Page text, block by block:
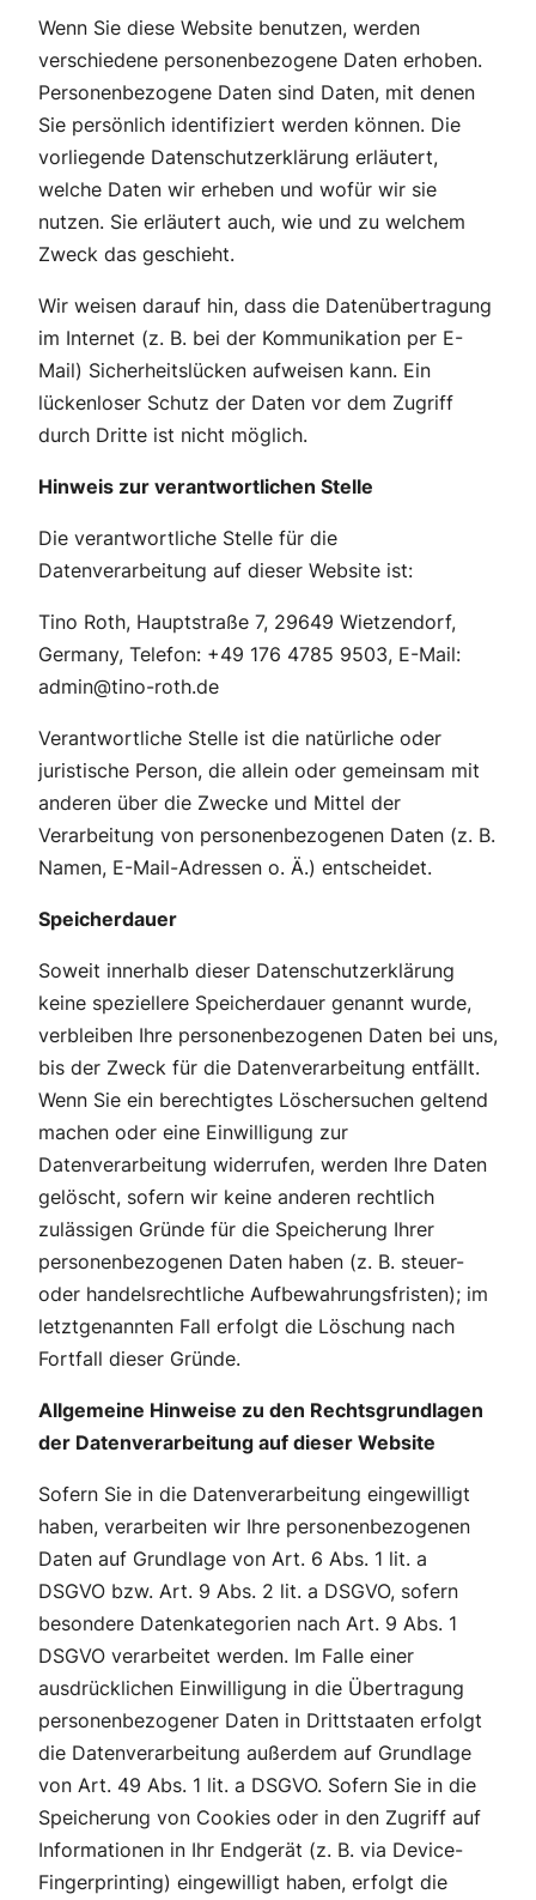
Wenn Sie diese Website benutzen, werden
verschiedene personenbezogene Daten erhoben.
Personenbezogene Daten sind Daten, mit denen
Sie persönlich identifiziert werden können. Die
vorliegende Datenschutzerklärung erläutert,
welche Daten wir erheben und wofür wir sie
nutzen. Sie erläutert auch, wie und zu welchem
Zweck das geschieht.
Wir weisen darauf hin, dass die Datenübertragung
im Internet (z. B. bei der Kommunikation per E-
Mail) Sicherheitslücken aufweisen kann. Ein
lückenloser Schutz der Daten vor dem Zugriff
durch Dritte ist nicht möglich.
Hinweis zur verantwortlichen Stelle
Die verantwortliche Stelle für die
Datenverarbeitung auf dieser Website ist:
Tino Roth, Hauptstraße 7, 29649 Wietzendorf,
Germany, Telefon: +49 176 4785 9503, E-Mail:
admin@tino-roth.de
Verantwortliche Stelle ist die natürliche oder
juristische Person, die allein oder gemeinsam mit
anderen über die Zwecke und Mittel der
Verarbeitung von personenbezogenen Daten (z. B.
Namen, E-Mail-Adressen o. Ä.) entscheidet.
Speicherdauer
Soweit innerhalb dieser Datenschutzerklärung
keine speziellere Speicherdauer genannt wurde,
verbleiben Ihre personenbezogenen Daten bei uns,
bis der Zweck für die Datenverarbeitung entfällt.
Wenn Sie ein berechtigtes Löschersuchen geltend
machen oder eine Einwilligung zur
Datenverarbeitung widerrufen, werden Ihre Daten
gelöscht, sofern wir keine anderen rechtlich
zulässigen Gründe für die Speicherung Ihrer
personenbezogenen Daten haben (z. B. steuer-
oder handelsrechtliche Aufbewahrungsfristen); im
letztgenannten Fall erfolgt die Löschung nach
Fortfall dieser Gründe.
Allgemeine Hinweise zu den Rechtsgrundlagen
der Datenverarbeitung auf dieser Website
Sofern Sie in die Datenverarbeitung eingewilligt
haben, verarbeiten wir Ihre personenbezogenen
Daten auf Grundlage von Art. 6 Abs. 1 lit. a
DSGVO bzw. Art. 9 Abs. 2 lit. a DSGVO, sofern
besondere Datenkategorien nach Art. 9 Abs. 1
DSGVO verarbeitet werden. Im Falle einer
ausdrücklichen Einwilligung in die Übertragung
personenbezogener Daten in Drittstaaten erfolgt
die Datenverarbeitung außerdem auf Grundlage
von Art. 49 Abs. 1 lit. a DSGVO. Sofern Sie in die
Speicherung von Cookies oder in den Zugriff auf
Informationen in Ihr Endgerät (z. B. via Device-
Fingerprinting) eingewilligt haben, erfolgt die